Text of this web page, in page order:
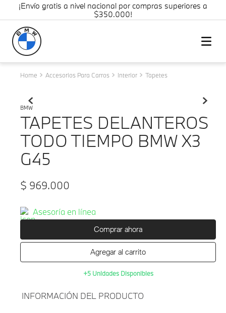
¡Envío gratis a nivel nacional por compras superiores a
$350.000!
Accesorios Para Carros Interior Tapetes
BMW
TAPETES DELANTEROS
TODO TIEMPO BMW X3
G45
$ 969.000
Asesoría en línea
Comprar ahora
Agregar al carrito
+5 Unidades Disponibles
INFORMACIÓN DEL PRODUCTO